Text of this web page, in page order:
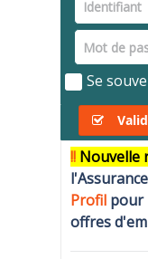
Se
!! Nouvelle
Profil pour
offres